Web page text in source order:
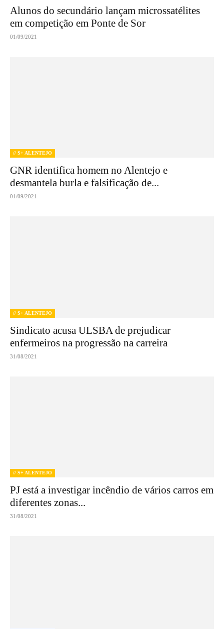
Alunos do secundário lançam microssatélites
em competição em Ponte de Sor
01/09/2021
// S+ ALENTEJO
GNR identifica homem no Alentejo e
desmantela burla e falsificação de...
01/09/2021
// S+ ALENTEJO
Sindicato acusa ULSBA de prejudicar
enfermeiros na progressão na carreira
31/08/2021
// S+ ALENTEJO
PJ está a investigar incêndio de vários carros em
diferentes zonas...
31/08/2021